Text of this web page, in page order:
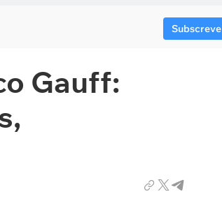
Subscreve
Gauff: